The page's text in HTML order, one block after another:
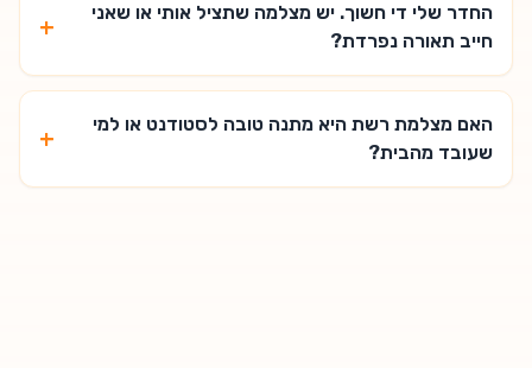
החדר שלי די חשוך. יש מצלמה שתציל אותי או שאני
חייב תאורה נפרדת?
+
האם מצלמת רשת היא מתנה טובה לסטודנט או למי
שעובד מהבית?
+